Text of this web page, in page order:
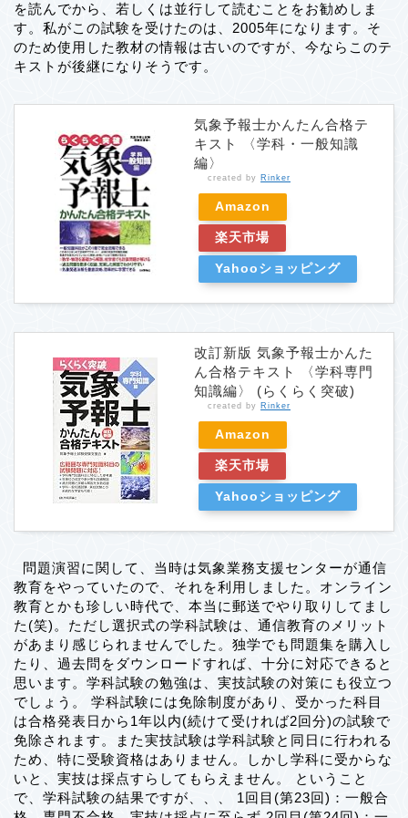
を読んでから、若しくは並行して読むことをお勧めしま
す。私がこの試験を受けたのは、2005年になります。そ
のため使用した教材の情報は古いのですが、今ならこのテ
キストが後継になりそうです。
気象予報士かんたん合格テ
キスト 〈学科・一般知識
編〉
created by Rinker
Amazon
楽天市場
Yahooショッピング
改訂新版 気象予報士かんた
ん合格テキスト 〈学科専門
知識編〉 (らくらく突破)
created by Rinker
Amazon
楽天市場
Yahooショッピング
問題演習に関して、当時は気象業務支援センターが通信
教育をやっていたので、それを利用しました。オンライン
教育とかも珍しい時代で、本当に郵送でやり取りしてまし
た(笑)。ただし選択式の学科試験は、通信教育のメリット
があまり感じられませんでした。独学でも問題集を購入し
たり、過去問をダウンロードすれば、十分に対応できると
思います。学科試験の勉強は、実技試験の対策にも役立つ
でしょう。 学科試験には免除制度があり、受かった科目
は合格発表日から1年以内(続けて受ければ2回分)の試験で
免除されます。また実技試験は学科試験と同日に行われる
ため、特に受験資格はありません。しかし学科に受からな
いと、実技は採点すらしてもらえません。 ということ
で、学科試験の結果ですが、、、 1回目(第23回)：一般合